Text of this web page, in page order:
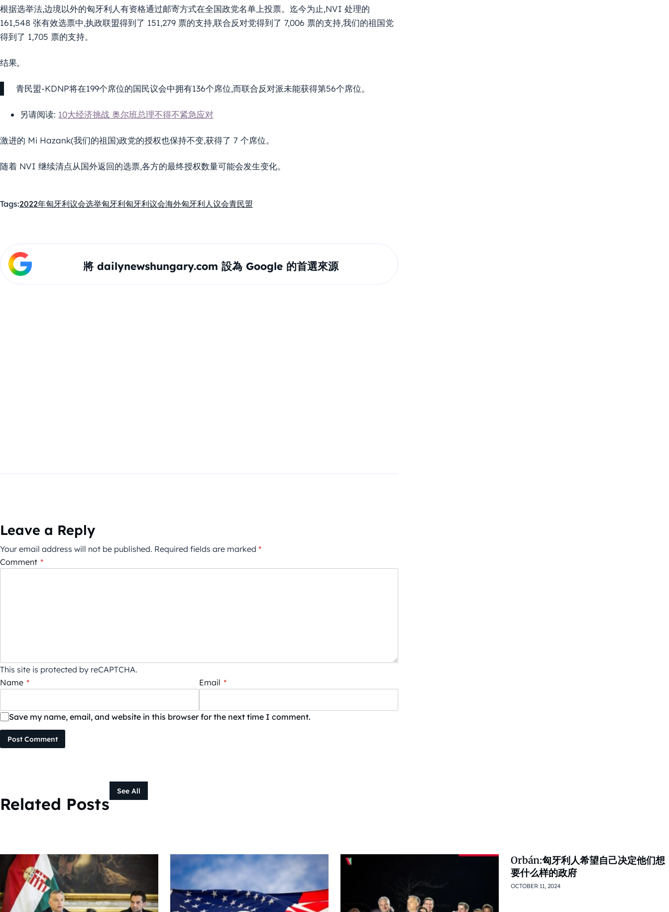
根据选举法,边境以外的匈牙利人有资格通过邮寄方式在全国政党名单上投票。迄今为止,NVI 处理的
161,548 张有效选票中,执政联盟得到了 151,279 票的支持,联合反对党得到了 7,006 票的支持,我们的祖国党
得到了 1,705 票的支持。
结果,
青民盟-KDNP将在199个席位的国民议会中拥有136个席位,而联合反对派未能获得第56个席位。
另请阅读: 10大经济挑战 奥尔班总理不得不紧急应对
激进的 Mi Hazank(我们的祖国)政党的授权也保持不变,获得了 7 个席位。
随着 NVI 继续清点从国外返回的选票,各方的最终授权数量可能会发生变化。
Tags:2022年匈牙利议会选举匈牙利匈牙利议会海外匈牙利人议会青民盟
將 dailynewshungary.com 設為 Google 的首選來源
Leave a Reply
Your email address will not be published. Required fields are marked *
Comment *
This site is protected by reCAPTCHA.
Name * Email *
Save my name, email, and website in this browser for the next time I comment.
Post Comment
Related Posts
See All
Orbán:匈牙利人希望自己决定他们想
要什么样的政府
OCTOBER 11, 2024